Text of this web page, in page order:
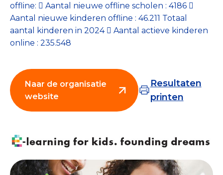
Het Nederlandse Donateurspanel
Check keurmerk goede doelen
offline:  Aantal nieuwe offline scholen : 4186 
Aantal nieuwe kinderen offline : 46.211 Totaal
aantal kinderen in 2024  Aantal actieve kinderen
online : 235.548
Naar de organisatie
website
Resultaten
printen